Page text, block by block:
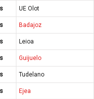
UE Olot
Badajoz
Leioa
Guijuelo
Tudelano
Ejea